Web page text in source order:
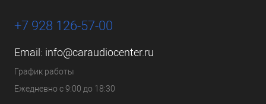
+7 928 126-57-00
Email: info@caraudiocenter.ru
График работы
Ежедневно с 9:00 до 18:30